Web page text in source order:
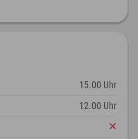
15.00 Uhr
12.00 Uhr